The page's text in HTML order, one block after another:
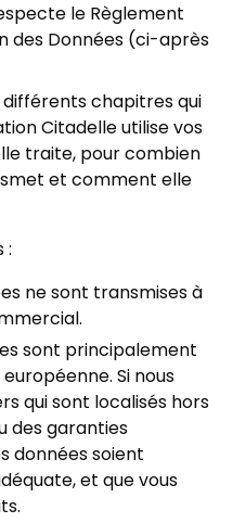
le Règlement
des Données (ci-après
chapitres qui
Citadelle utilise vos
traite, pour combien
et comment elle
:
ne sont transmises à
sont principalement
Si nous
qui sont localisés hors
des garanties
données soient
et que vous